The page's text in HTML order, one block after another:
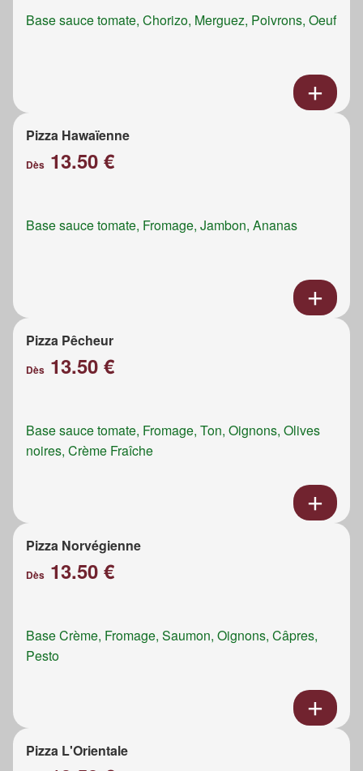
Base sauce tomate, Chorizo, Merguez, Poivrons, Oeuf
Pizza Hawaïenne
Dès 13.50 €
Base sauce tomate, Fromage, Jambon, Ananas
Pizza Pêcheur
Dès 13.50 €
Base sauce tomate, Fromage, Ton, Oignons, Olives
noires, Crème Fraîche
Pizza Norvégienne
Dès 13.50 €
Base Crème, Fromage, Saumon, Oignons, Câpres,
Pesto
Pizza L'Orientale